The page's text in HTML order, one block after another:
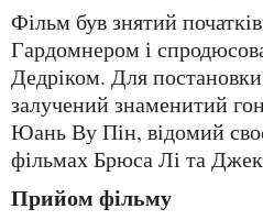
Фільм був знятий початківцем Гейлом
Гардомнером і
Дедріком. Для
залучений знаменитий
Юань Ву Пін, відомий
фільмах Брюса Лі та
Прийом фільму